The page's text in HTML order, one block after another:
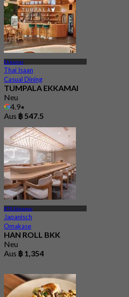
Ekkamai
Thai Isaan
Casual Dining
TUMPALA EKKAMAI
Neu
4.9
Aus ฿ 547.5
BTS Ekkamai
Japanisch
Omakase
HAN ROLL BKK
Neu
Aus ฿ 1,354